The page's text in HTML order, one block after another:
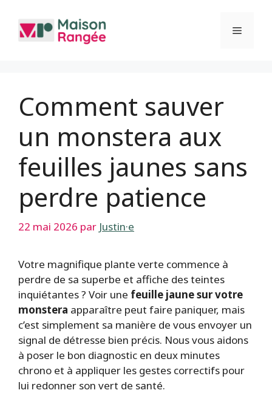
contenu
Menu
Comment sauver
un monstera aux
feuilles jaunes sans
perdre patience
22 mai 2026 par Justin·e
Votre magnifique plante verte commence à
perdre de sa superbe et affiche des teintes
inquiétantes ? Voir une feuille jaune sur votre
monstera apparaître peut faire paniquer, mais
c’est simplement sa manière de vous envoyer un
signal de détresse bien précis. Nous vous aidons
à poser le bon diagnostic en deux minutes
chrono et à appliquer les gestes correctifs pour
lui redonner son vert de santé.